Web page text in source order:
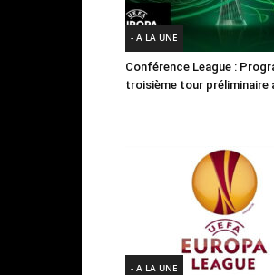
- A LA UNE
Conférence League :
troisième tour préliminaire
- A LA UNE